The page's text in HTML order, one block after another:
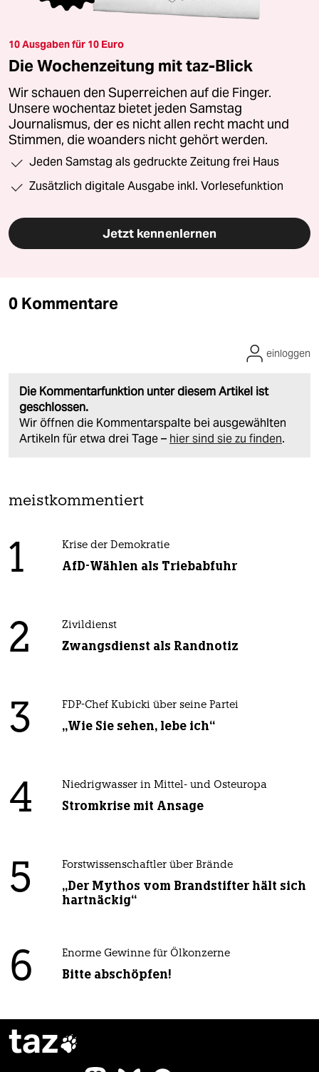
10 Ausgaben für 10 Euro
Die Wochenzeitung mit taz-Blick
Wir schauen den Superreichen auf die Finger.
Unsere wochentaz bietet jeden Samstag
Journalismus, der es nicht allen recht macht und
Stimmen, die woanders nicht gehört werden.
Jeden Samstag als gedruckte Zeitung frei Haus
Zusätzlich digitale Ausgabe inkl. Vorlesefunktion
Jetzt kennenlernen
0 Kommentare
Die Kommentarfunktion unter diesem Artikel ist
geschlossen.
Wir öffnen die Kommentarspalte bei ausgewählten
Artikeln für etwa drei Tage – hier sind sie zu finden.
einloggen
meistkommentiert
1 Krise der Demokratie
AfD-Wählen als Triebabfuhr
2 Zivildienst
Zwangsdienst als Randnotiz
3 FDP-Chef Kubicki über seine Partei
„Wie Sie sehen, lebe ich“
4 Niedrigwasser in Mittel- und Osteuropa
Stromkrise mit Ansage
5 Forstwissenschaftler über Brände
„Der Mythos vom Brandstifter hält sich
hartnäckig“
6 Enorme Gewinne für Ölkonzerne
Bitte abschöpfen!
taz